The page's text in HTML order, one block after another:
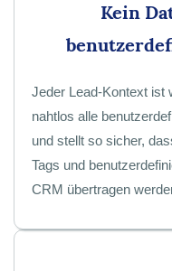
Kein
Jeder Lead-Kontext ist
nahtlos alle
und stellt so sicher,
Tags und
CRM übertragen